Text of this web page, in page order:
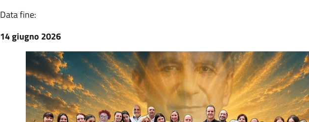
Data fine:
14 giugno 2026